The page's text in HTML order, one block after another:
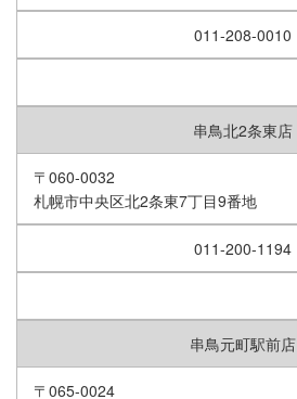
011-208-0010
串鳥北2条東店
〒060-0032
札幌市中央区北2条東7丁目9番地
011-200-1194
串鳥元町駅前店
〒065-0024